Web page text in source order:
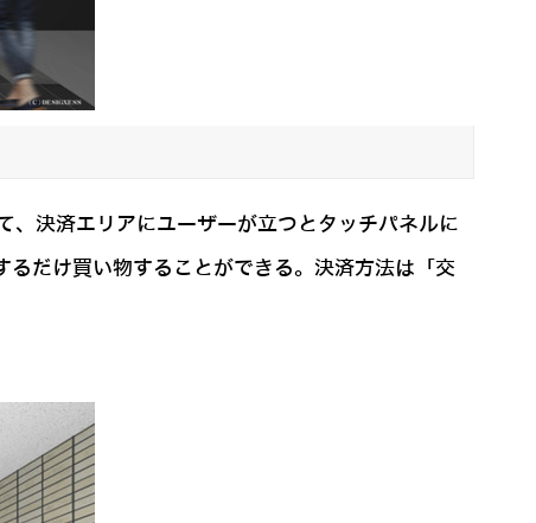
決済エリアにユーザーが立つとタッチパネルに
だけ買い物することができる。決済方法は「交